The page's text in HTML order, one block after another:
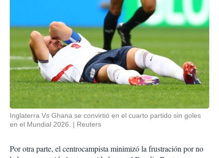
Inglaterra Vs Ghana se convirtió en el cuarto partido sin goles
en el Mundial 2026.
Reuters
Por otra parte, el centrocampista minimizó la frustración por no